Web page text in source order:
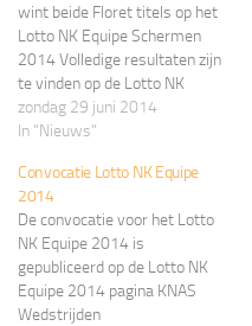
wint beide Floret titels op het
Lotto NK Equipe Schermen
2014 Volledige resultaten zijn
te vinden op de Lotto NK
Equipe 2014 pagina KNAS
Wedstrijden
zondag 29 juni 2014
In "Nieuws"
Convocatie Lotto NK Equipe
2014
De convocatie voor het Lotto
NK Equipe 2014 is
gepubliceerd op de Lotto NK
Equipe 2014 pagina KNAS
Wedstrijden